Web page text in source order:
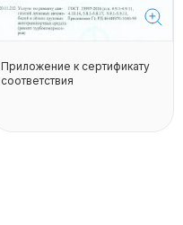
Приложение к сертификату
соответствия